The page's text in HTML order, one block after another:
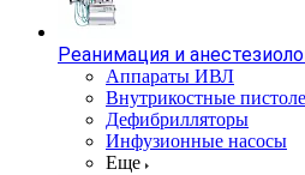
Реанимация и
Аппараты ИВЛ
Внутрикостные
Дефибрилляторы
Инфузионные насосы
Еще